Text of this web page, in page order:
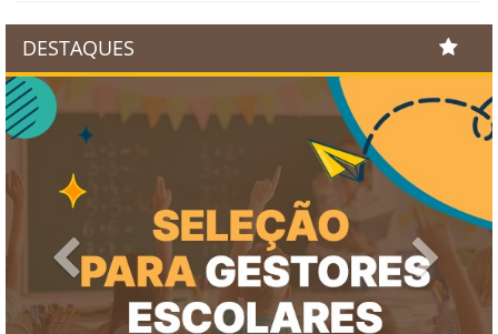
DESTAQUES
Previous Next